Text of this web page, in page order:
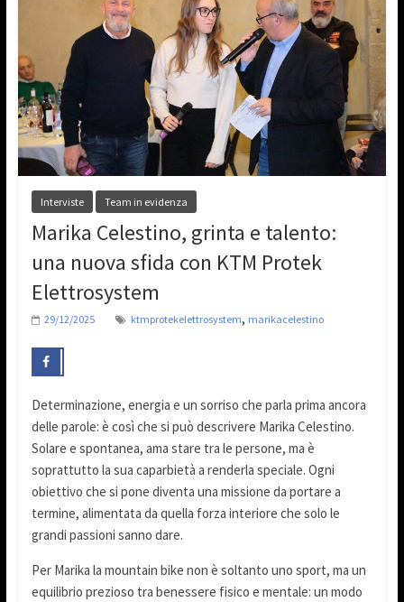
Interviste Team in evidenza
Marika Celestino, grinta e talento:
una nuova sfida con KTM Protek
Elettrosystem
29/12/2025 ktmprotekelettrosystem, marikacelestino
Determinazione, energia e un sorriso che parla prima ancora
delle parole: è così che si può descrivere Marika Celestino.
Solare e spontanea, ama stare tra le persone, ma è
soprattutto la sua caparbietà a renderla speciale. Ogni
obiettivo che si pone diventa una missione da portare a
termine, alimentata da quella forza interiore che solo le
grandi passioni sanno dare.
Per Marika la mountain bike non è soltanto uno sport, ma un
equilibrio prezioso tra benessere fisico e mentale: un modo